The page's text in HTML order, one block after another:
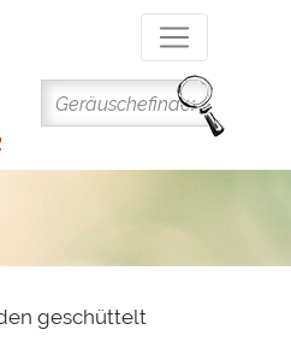
Inhalt
geschüttelt